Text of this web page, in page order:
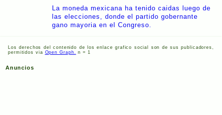
La moneda mexicana ha tenido caidas luego de
las elecciones, donde el partido gobernante
gano mayoria en el Congreso.
Los derechos del contenido de los enlace grafico social son de sus publicadores,
permitidos via Open Graph. n = 1
Anuncios